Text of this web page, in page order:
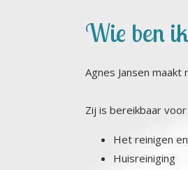
Wie ben ik
Agnes Jansen maakt
Zij is bereikbaar
Het reinigen
Huisreiniging